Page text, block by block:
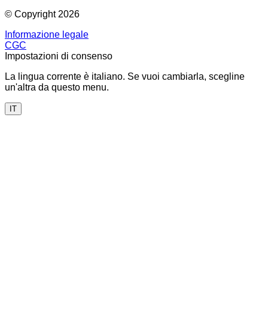
© Copyright 2026
Informazione legale
CGC
Impostazioni di consenso
La lingua corrente è italiano. Se vuoi cambiarla, scegline
un'altra da questo menu.
IT